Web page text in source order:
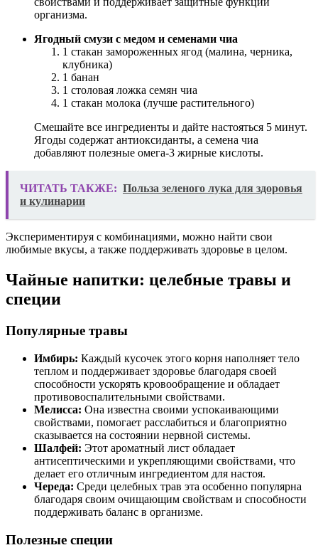
организма.
Ягодный смузи с медом и семенами чиа
1 стакан замороженных ягод (малина, черника,
клубника)
1 банан
1 столовая ложка семян чиа
1 стакан молока (лучше растительного)
Смешайте все ингредиенты и дайте настояться 5 минут.
Ягоды содержат антиоксиданты, а семена чиа
добавляют полезные омега-3 жирные кислоты.
ЧИТАТЬ ТАКЖЕ: Польза зеленого лука для здоровья
и кулинарии
Экспериментируя с комбинациями, можно найти свои
любимые вкусы, а также поддерживать здоровье в целом.
Чайные напитки: целебные травы и
специи
Популярные травы
Имбирь: Каждый кусочек этого корня наполняет тело
теплом и поддерживает здоровье благодаря своей
способности ускорять кровообращение и обладает
противовоспалительными свойствами.
Мелисса: Она известна своими успокаивающими
свойствами, помогает расслабиться и благоприятно
сказывается на состоянии нервной системы.
Шалфей: Этот ароматный лист обладает
антисептическими и укрепляющими свойствами, что
делает его отличным ингредиентом для настоя.
Череда: Среди целебных трав эта особенно популярна
благодаря своим очищающим свойствам и способности
поддерживать баланс в организме.
Полезные специи